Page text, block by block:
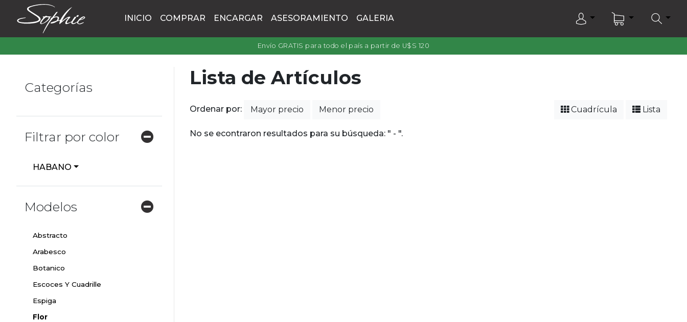
INICIO COMPRAR ENCARGAR ASESORAMIENTO GALERIA
Envío GRATIS para todo el país a partir de U$S 120
Categorías
Filtrar por color
HABANO
Modelos
Abstracto
Arabesco
Botanico
Escoces Y Cuadrille
Espiga
Flor
Lista de Artículos
Ordenar por: Mayor precio Menor precio Cuadrícula Lista
No se econtraron resultados para su búsqueda: " - ".